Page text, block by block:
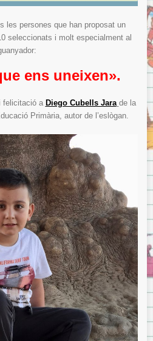
les persones que han proposat un
seleccionats i molt especialment al
ens uneixen».
felicitació a Diego Cubells Jara de la
Primària, autor de l’eslògan.